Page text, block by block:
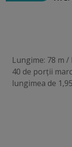
Lungime: 78 m
40 de porții
lungimea de